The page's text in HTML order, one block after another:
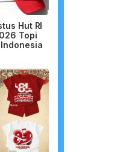
Hut RI
Topi